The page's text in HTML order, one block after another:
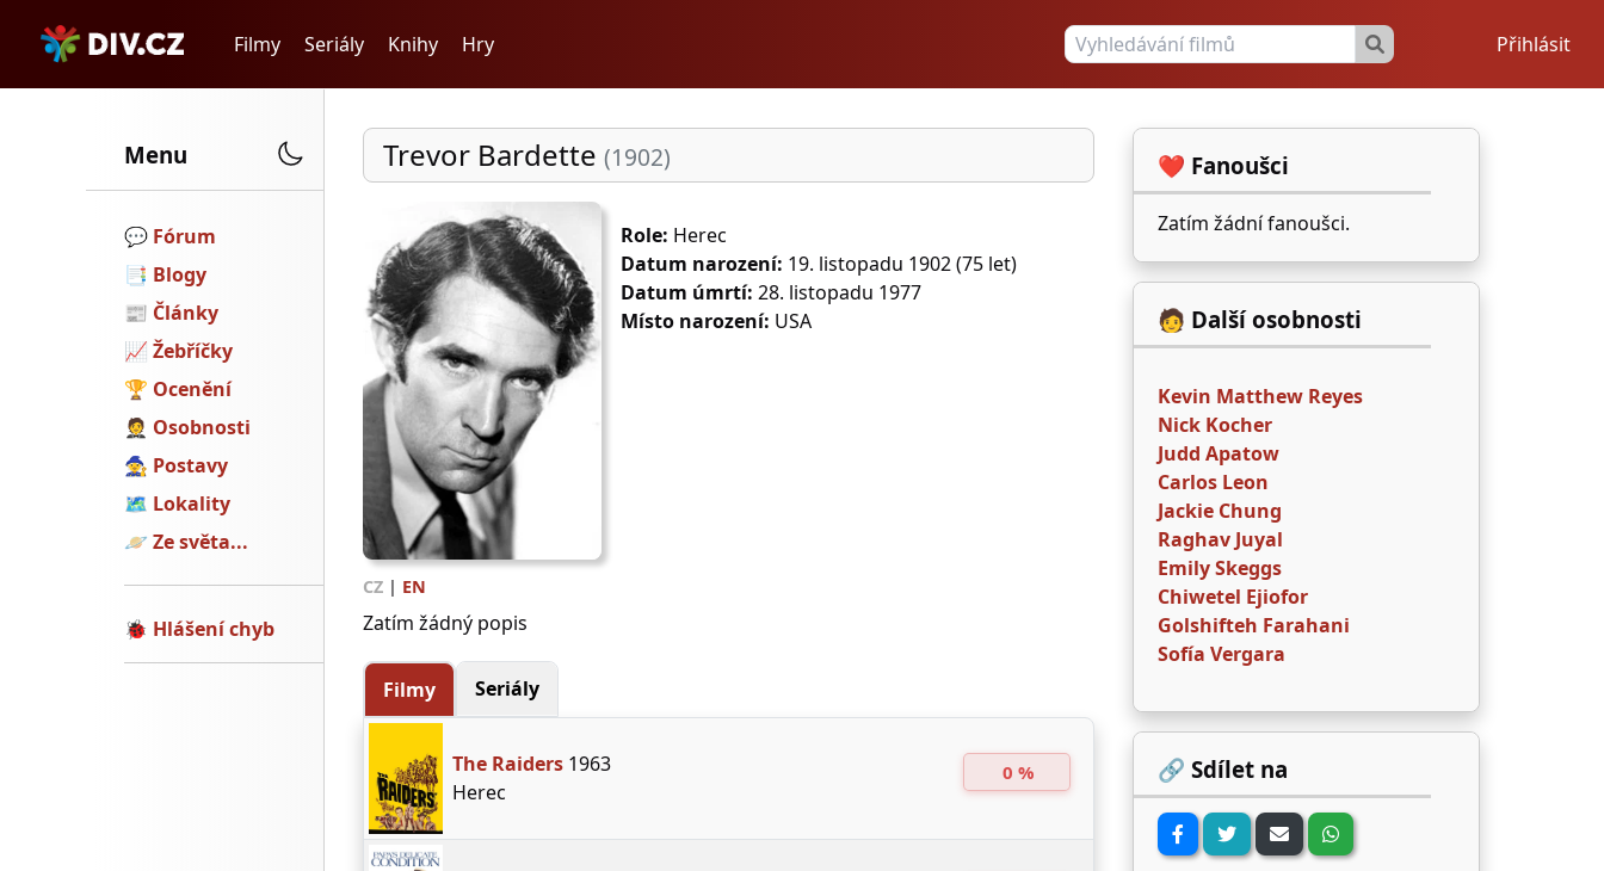
Filmy Seriály Knihy Hry Přihlásit
Menu
💬️ Fórum
📑 Blogy
📰 Články
📈 Žebříčky
🏆 Ocenění
🤵 Osobnosti
🧙 Postavy
🗺 Lokality
🪐 Ze světa...
🐞 Hlášení chyb
Trevor Bardette (1902)
Role: Herec
Datum narození: 19. listopadu 1902 (75 let)
Datum úmrtí: 28. listopadu 1977
Místo narození: USA
CZ | EN
Zatím žádný popis
Filmy Seriály
The Raiders1963
Herec
0 %
❤️ Fanoušci
Zatím žádní fanoušci.
🧑 Další osobnosti
Kevin Matthew Reyes
Nick Kocher
Judd Apatow
Carlos Leon
Jackie Chung
Raghav Juyal
Emily Skeggs
Chiwetel Ejiofor
Golshifteh Farahani
Sofía Vergara
🔗 Sdílet na